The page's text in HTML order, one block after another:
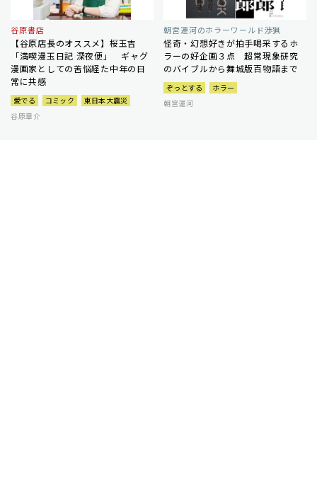
谷原書店
【谷原店長のオススメ】桜玉吉
「満喫漫玉日記 深夜便」 ギャグ
漫画家としての苦悩経た中年の日
常に共感
愛でる コミック
東日本大震災
谷原章介
朝宮運河のホラーワールド渉猟
怪奇・幻想好きが拍手喝采するホ
ラーの好企画３点 超常現象研究
のバイブルから舞城版百物語まで
ぞっとする
ホラー
朝宮運河